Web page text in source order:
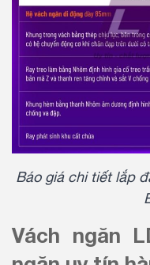
Báo giá chi tiết lắp
Vách ngăn